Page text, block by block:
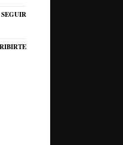
SEGUIR